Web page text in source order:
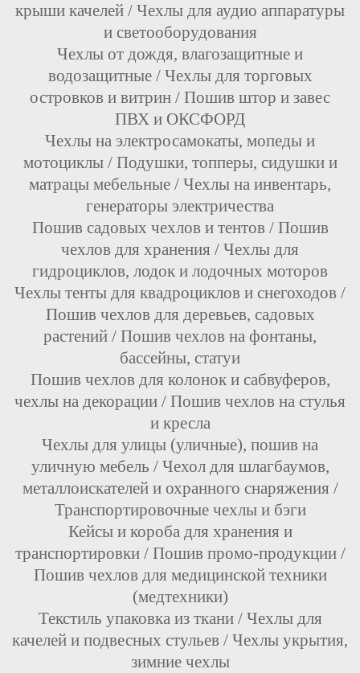
крыши качелей / Чехлы для аудио аппаратуры
и светооборудования
Чехлы от дождя, влагозащитные и
водозащитные/ Чехлы для торговых
островков и витрин / Пошив штор и завес
ПВХ и ОКСФОРД
Чехлы на электросамокаты, мопеды и
мотоциклы/ Подушки, топперы, сидушки и
матрацы мебельные / Чехлы на инвентарь,
генераторы электричества
Пошив садовых чехлов и тентов / Пошив
чехлов для хранения / Чехлы для
гидроциклов, лодок и лодочных моторов
Чехлы тенты для квадроциклов и снегоходов /
Пошив чехлов для деревьев, садовых
растений / Пошив чехлов на фонтаны,
бассейны, статуи
Пошив чехлов для колонок и сабвуферов,
чехлы на декорации / Пошив чехлов на стулья
и кресла
Чехлы для улицы (уличные), пошив на
уличную мебель / Чехол для шлагбаумов,
металлоискателей и охранного снаряжения /
Транспортировочные чехлы и бэги
Кейсы и короба для хранения и
транспортировки / Пошив промо-продукции/
Пошив чехлов для медицинской техники
(медтехники)
Текстиль упаковка из ткани/ Чехлы для
качелей и подвесных стульев / Чехлы укрытия,
зимние чехлы